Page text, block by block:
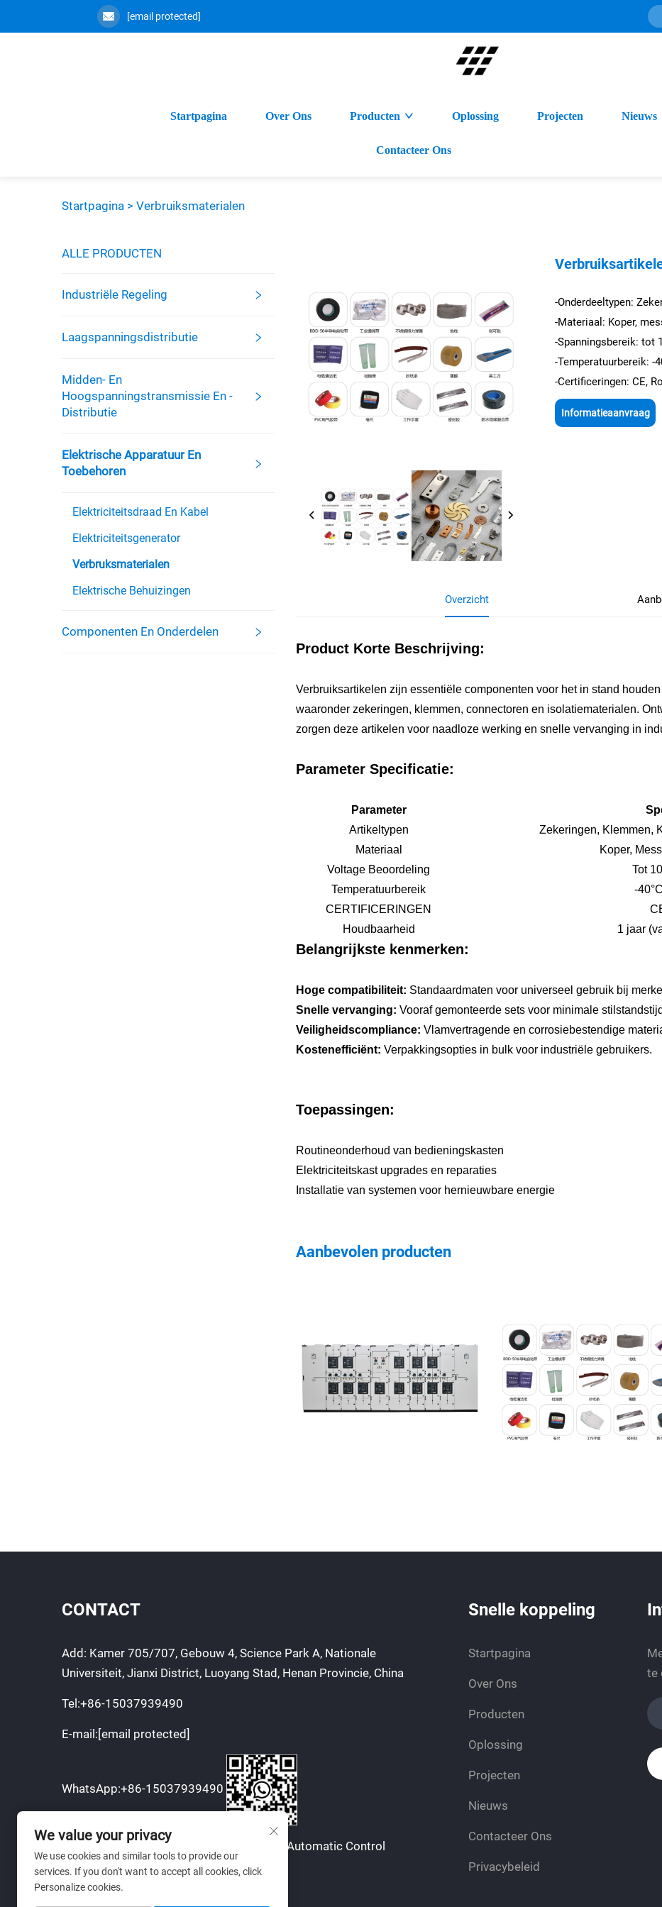
[email protected]
Startpagina Over Ons Producten Oplossing Projecten Nieuws
Contacteer Ons
Startpagina > Verbruiksmaterialen
ALLE PRODUCTEN
Industriële Regeling
Laagspanningsdistributie
Midden- En
Hoogspanningstransmissie En -
Distributie
Elektrische Apparatuur En
Toebehoren
Elektriciteitsdraad En Kabel
Elektriciteitsgenerator
Verbruksmaterialen
Elektrische Behuizingen
Componenten En Onderdelen
-Onderdeeltypen:
-Materiaal: Koper,
-Spanningsbereik: tot
-Temperatuurbereik: -
-Certificeringen: CE,
Informatieaanvraag
Overzicht
Product Korte Beschrijving:
Verbruiksartikelen zijn essentiële componenten voor het in stand
waaronder zekeringen, klemmen, connectoren en isolatiematerialen.
zorgen deze artikelen voor naadloze werking en snelle vervanging in
Parameter Specificatie:
Parameter
Artikeltypen
Zekeringen, Klemmen,
Materiaal
Koper,
Voltage Beoordeling
Tot
Temperatuurbereik
-
CERTIFICERINGEN
Houdbaarheid
1 jaar
Belangrijkste kenmerken:
Hoge compatibiliteit: Standaardmaten voor universeel gebruik bij
Snelle vervanging: Vooraf gemonteerde sets voor minimale
Veiligheidscompliance: Vlamvertragende en corrosiebestendige
Kostenefficiënt: Verpakkingsopties in bulk voor industriële gebruikers.
Toepassingen:
Routineonderhoud van bedieningskasten
Elektriciteitskast upgrades en reparaties
Installatie van systemen voor hernieuwbare energie
Aanbevolen producten
CONTACT
Add: Kamer 705/707, Gebouw 4, Science Park A, Nationale
Universiteit, Jianxi District, Luoyang Stad, Henan Provincie, China
Tel:+86-15037939490
E-mail: [email protected]
WhatsApp:+86-15037939490
Auteursrecht © 2025 door Luoyang Bozhi Automatic Control
Technology Co., Ltd.
Snelle koppeling
Startpagina
Over Ons
Producten
Oplossing
Projecten
Nieuws
Contacteer Ons
Privacybeleid
te
We value your privacy
We use cookies and similar tools to provide our
services. If you don't want to accept all cookies, click
Personalize cookies.